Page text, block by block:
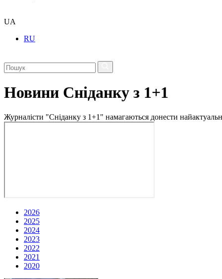
UA
RU
Новини Сніданку з 1+1
Журналісти "Сніданку з 1+1" намагаються донести
2026
2025
2024
2023
2022
2021
2020